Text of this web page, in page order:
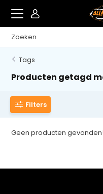
Tags
Producten getagd
Filters
Geen producten